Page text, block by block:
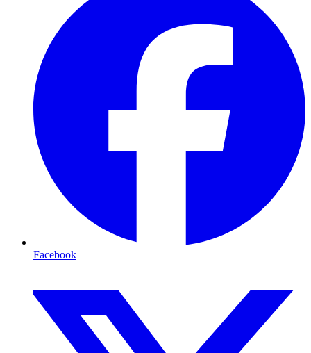
Facebook